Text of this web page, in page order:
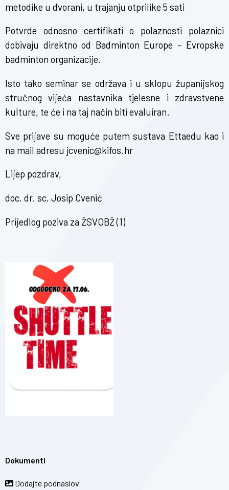
metodike u dvorani, u trajanju otprilike 5 sati
Potvrde odnosno certifikati o polaznosti polaznici
dobivaju direktno od Badminton Europe – Evropske
badminton organizacije.
Isto tako seminar se održava i u sklopu županijskog
stručnog vijeća nastavnika tjelesne i zdravstvene
kulture, te će i na taj način biti evaluiran.
Sve prijave su moguće putem sustava Ettaedu kao i
na mail adresu jcvenic@kifos.hr
Lijep pozdrav,
doc. dr. sc. Josip Cvenić
Prijedlog poziva za ŽSVOBŽ (1)
Dokumenti
Dodajte podnaslov